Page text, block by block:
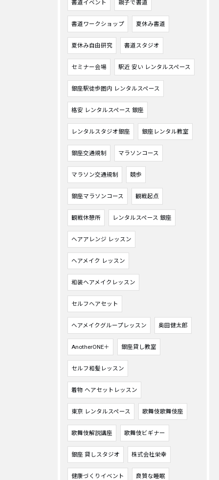
書道イベント 親子で書道
書道ワークショップ 夏休み書道
夏休み自由研究 書道スタジオ
セミナー会場 駅近 安い レンタルスペース
銀座駅徒歩圏内 レンタルスペース
格安 レンタルスペース 銀座
レンタルスタジオ銀座 銀座レンタル教室
銀座交通規制 マラソンコース
マラソン交通規制 競歩
銀座マラソンコース 観戦起点
観戦休憩所 レンタルスペース 銀座
ヘアアレンジ レッスン
ヘアメイク レッスン
和装ヘアメイクレッスン
セルフヘアセット
ヘアメイクグループレッスン 奥田健太郎
AnotherONE＋ 銀座貸し教室
セルフ和髪レッスン
着物 ヘアセットレッスン
東京 レンタルスペース 歌舞伎歌舞伎座
歌舞伎解説講座 歌舞伎ビギナー
銀座 貸しスタジオ 株式会社栄幸
健康づくりイベント 良質な睡眠